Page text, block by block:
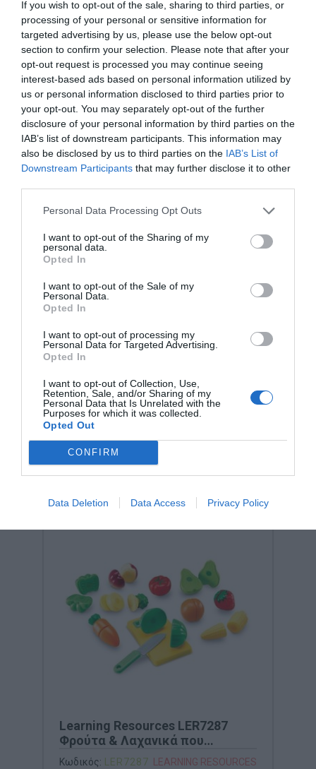
If you wish to opt-out of the sale, sharing to third parties, or
processing of your personal or sensitive information for
targeted advertising by us, please use the below opt-out
section to confirm your selection. Please note that after your
opt-out request is processed you may continue seeing
interest-based ads based on personal information utilized by
us or personal information disclosed to third parties prior to
your opt-out. You may separately opt-out of the further
disclosure of your personal information by third parties on the
IAB’s list of downstream participants. This information may
also be disclosed by us to third parties on the IAB’s List of
Downstream Participants that may further disclose it to other
Personal Data Processing Opt Outs
I want to opt-out of the Sharing of my
personal data.
Opted In
I want to opt-out of the Sale of my
Personal Data.
Opted In
I want to opt-out of processing my
Personal Data for Targeted Advertising.
Opted In
I want to opt-out of Collection, Use,
Retention, Sale, and/or Sharing of my
Personal Data that Is Unrelated with the
Purposes for which it was collected.
Opted Out
CONFIRM
Data Deletion Data Access Privacy Policy
Η Nathan είναι ένας διεθνής ηγέτης στον σχεδιασμό
και την παροχή επαγγελματικού εκπαιδευτικού
εξοπλισμού. Η γκάμα της περιλαμβάνει από
εξειδικευμένο υλικό ψυχοκινητικής έως μικροέπιπλα
για συμβολικό παιχνίδι, όλα κατασκευασμένα για να
αντέχουν στη σκληρή χρήση σε σχολικά
περιβαλλοντικές προδιαγραφές (βιώσιμη υλοτομία,
εξοπλισμό νηπιαγωγείων και κέντρων δεξιοτήτων
εγγυάται αξιοπιστία, παιδαγωγική αρτιότητα και μια
ισχυρή "πράσινη" ταυτότητα που εκτιμάται από
Σχετικά προϊόντα
Learning Resources LΕR7287
Φρούτα & Λαχανικά που
κόβονται σε φέτες
Κωδικός: LΕR7287 LEARNING RESOURCES